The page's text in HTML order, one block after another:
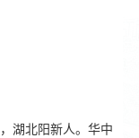
湖北阳新人。华中